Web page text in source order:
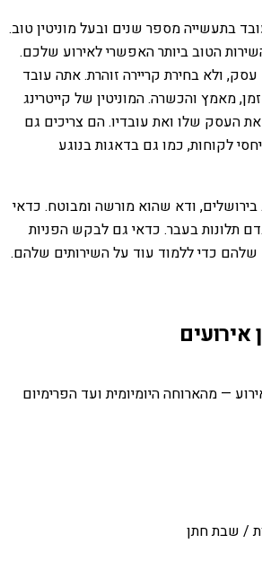
בתעשייה מספר שנים ובעל מוניטין טוב.
הטוב ביותר האפשרי לאירוע שלכם.
עסק, ולא בחירת קריירה זוהרת. אתה עובד
מאמץ והכשרה. המוניטין של קייטרינג
העסק שלו ואת עובדיו. הם צריכים גם
לקוחות, כמו גם בדאגות בנוגע
בירושלים, ודא שהוא מורשה ומבוטח. כדאי
תלונות בעבר. כדאי גם לבקש הפניות
שלהם כדי ללמוד עוד על השירותים שלהם.
אירועים
— מהארוחה היומיומית ועד הפרימיום
/ שבת חתן